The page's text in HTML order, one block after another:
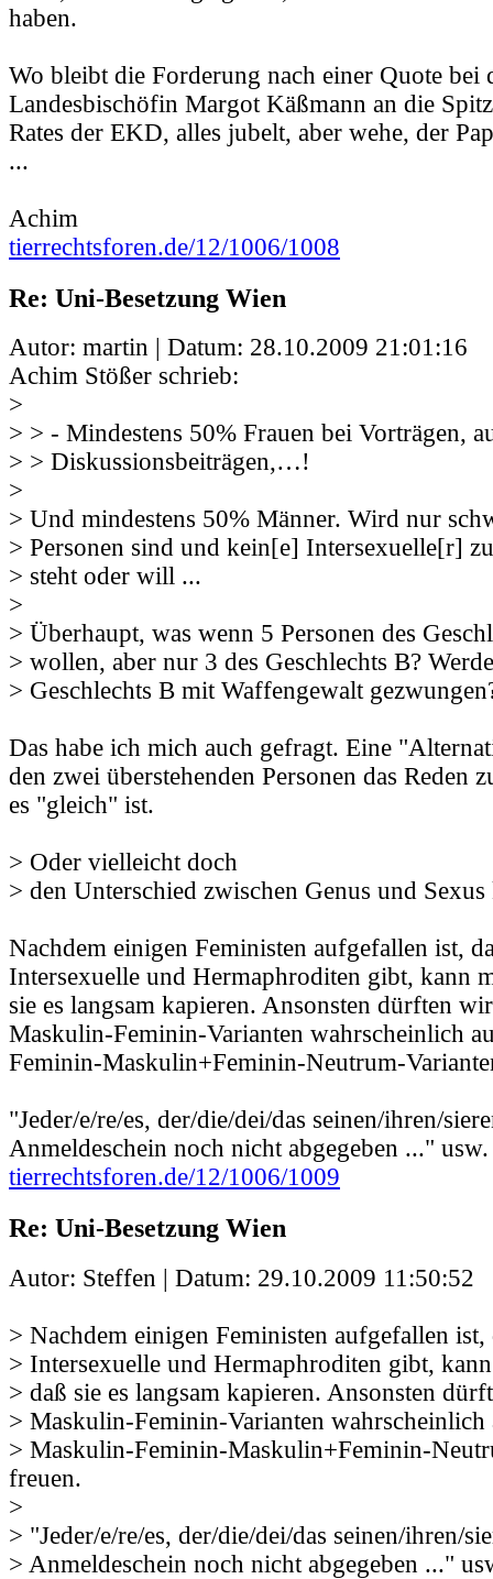
haben.
Wo bleibt die Forderung nach einer Quote
Landesbischöfin Margot Käßmann an die
Rates der EKD, alles jubelt, aber wehe, der
...
Achim
tierrechtsforen.de/12/1006/1008
Re: Uni-Besetzung Wien
Autor: martin | Datum: 28.10.2009 21:01:16
Achim Stößer schrieb:
>
> > - Mindestens 50% Frauen bei Vorträgen,
> > Diskussionsbeiträgen,…!
>
> Und mindestens 50% Männer. Wird nur
> Personen sind und kein[e] Intersexuelle[r]
> steht oder will ...
>
> Überhaupt, was wenn 5 Personen des
> wollen, aber nur 3 des Geschlechts B?
> Geschlechts B mit Waffengewalt
Das habe ich mich auch gefragt. Eine
den zwei überstehenden Personen das Reden
es "gleich" ist.
> Oder vielleicht doch
> den Unterschied zwischen Genus und Sexus
Nachdem einigen Feministen aufgefallen ist,
Intersexuelle und Hermaphroditen gibt, kann
sie es langsam kapieren. Ansonsten dürften
Maskulin-Feminin-Varianten wahrscheinlich
Feminin-Maskulin+Feminin-Neutrum-
"Jeder/e/re/es, der/die/dei/das seinen/ihren/
Anmeldeschein noch nicht abgegeben ..." usw.
tierrechtsforen.de/12/1006/1009
Re: Uni-Besetzung Wien
Autor: Steffen | Datum: 29.10.2009 11:50:52
> Nachdem einigen Feministen aufgefallen ist,
> Intersexuelle und Hermaphroditen gibt,
> daß sie es langsam kapieren. Ansonsten
> Maskulin-Feminin-Varianten wahrscheinlich
> Maskulin-Feminin-Maskulin+Feminin-
freuen.
>
> "Jeder/e/re/es, der/die/dei/das seinen/ihren/
> Anmeldeschein noch nicht abgegeben ..."